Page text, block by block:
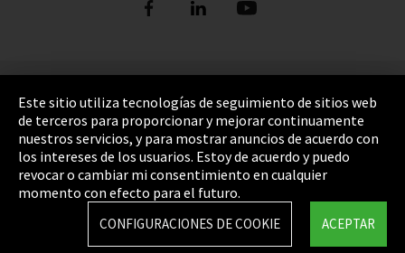
Pie de imprenta
Política de privacidad
Cookie Settings
Términos y Condiciones
Mapa del sitio
Este sitio utiliza tecnologías de seguimiento de sitios web
de terceros para proporcionar y mejorar continuamente
nuestros servicios, y para mostrar anuncios de acuerdo con
los intereses de los usuarios. Estoy de acuerdo y puedo
revocar o cambiar mi consentimiento en cualquier
momento con efecto para el futuro.
ACEPTAR
CONFIGURACIONES DE COOKIE